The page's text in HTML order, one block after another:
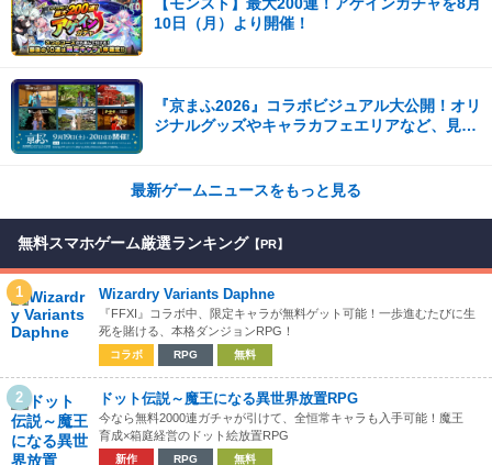
【モンスト】最大200連！アゲインガチャを8月
10日（月）より開催！
『京まふ2026』コラボビジュアル大公開！オリ
ジナルグッズやキャラカフェエリアなど、見ど
最新ゲームニュースをもっと見る
無料スマホゲーム厳選ランキング 【PR】
1 Wizardry Variants Daphne
『FFXI』コラボ中、限定キャラが無料ゲット可能！一歩進むたびに生
死を賭ける、本格ダンジョンRPG！
コラボ RPG 無料
2 ドット伝説～魔王になる異世界放置RPG
今なら無料2000連ガチャが引けて、全恒常キャラも入手可能！魔王
育成×箱庭経営のドット絵放置RPG
新作 RPG 無料